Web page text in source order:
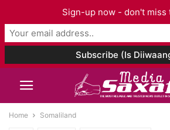
Home Somaliland
Sign-up now - don't miss